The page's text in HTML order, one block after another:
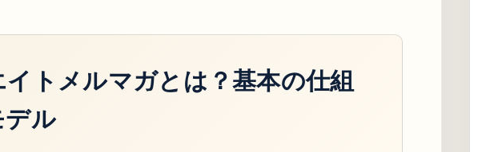
トメルマガとは？基本の仕組
ル